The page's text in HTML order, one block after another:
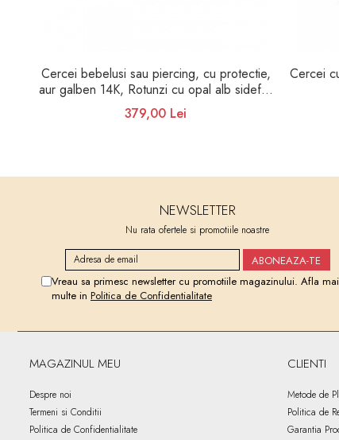
Cercei bebelusi sau piercing, cu protectie,
aur galben 14K, Rotunzi cu opal alb sidef 3
mm
379,00 Lei
Cercei
NEWSLETTER
Nu rata ofertele si promotiile noastre
Vreau sa primesc newsletter cu promotiile magazinului. Afla mai
multe in Politica de Confidentialitate
MAGAZINUL MEU
Despre noi
Termeni si Conditii
Politica de Confidentialitate
CLIENTI
Metode de
Politica de
Garantia